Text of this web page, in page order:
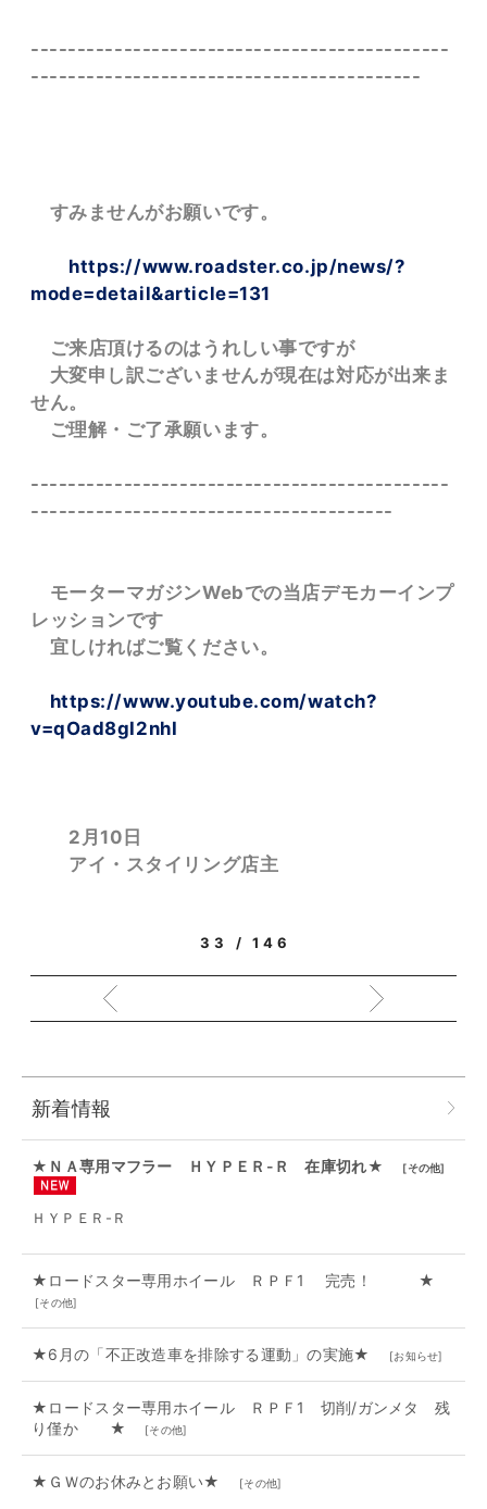
---------------------------------------------
------------------------------------------
すみませんがお願いです。
https://www.roadster.co.jp/news/?
mode=detail&article=131
ご来店頂けるのはうれしい事ですが
大変申し訳ございませんが現在は対応が出来ま
せん。
ご理解・ご了承願います。
---------------------------------------------
---------------------------------------
モーターマガジンWebでの当店デモカーインプ
レッションです
宜しければご覧ください。
https://www.youtube.com/watch?
v=qOad8gI2nhI
2月10日
アイ・スタイリング店主
33 / 146
新着情報
★ＮＡ専用マフラー ＨＹＰＥＲ-Ｒ 在庫切れ★ [その他]
ＨＹＰＥＲ-Ｒ
★ロードスター専用ホイール ＲＰＦ1 完売！ ★
[その他]
★6月の「不正改造車を排除する運動」の実施★ [お知らせ]
★ロードスター専用ホイール ＲＰＦ1 切削/ガンメタ 残
り僅か ★
[その他]
★ＧＷのお休みとお願い★ [その他]